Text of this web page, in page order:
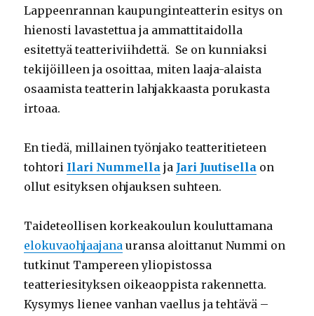
Lappeenrannan kaupunginteatterin esitys on
hienosti lavastettua ja ammattitaidolla
esitettyä teatteriviihdettä. Se on kunniaksi
tekijöilleen ja osoittaa, miten laaja-alaista
osaamista teatterin lahjakkaasta porukasta
irtoaa.
En tiedä, millainen työnjako teatteritieteen
tohtori Ilari Nummella ja Jari Juutisella on
ollut esityksen ohjauksen suhteen.
Taideteollisen korkeakoulun kouluttamana
elokuvaohjaajana uransa aloittanut Nummi on
tutkinut Tampereen yliopistossa
teatteriesityksen oikeaoppista rakennetta.
Kysymys lienee vanhan vaellus ja tehtävä –